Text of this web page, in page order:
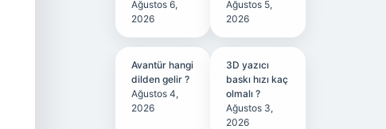
Ağustos 6,
2026
Ağustos 5,
2026
Avantür hangi
dilden gelir ?
Ağustos 4,
2026
3D yazıcı
baskı hızı kaç
olmalı ?
Ağustos 3,
2026